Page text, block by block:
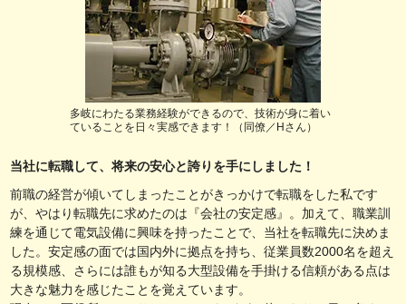
多岐にわたる業務経験ができるので、技術が身に着い
ていることを日々実感できます！（同僚／Hさん）
当社に転職して、将来の安心と誇りを手にしました！
前職の経営が傾いてしまったことがきっかけで転職をした私です
が、やはり転職先に求めたのは『会社の安定感』。加えて、職業訓
練を通じて電気設備に興味を持ったことで、当社を転職先に決めま
した。安定感の面では国内外に拠点を持ち、従業員数2000名を超え
る規模感、さらには誰もが知る大型設備を手掛ける信頼がある点は
大きな魅力を感じたことを覚えています。